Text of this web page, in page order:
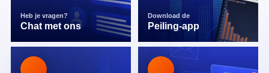
Heb je vragen?
Chat met ons
Download de
Peiling-app